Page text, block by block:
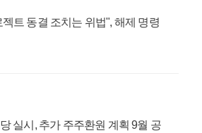
트 동결 조치는 위법", 해제 명령
실시, 추가 주주환원 계획 9월 공